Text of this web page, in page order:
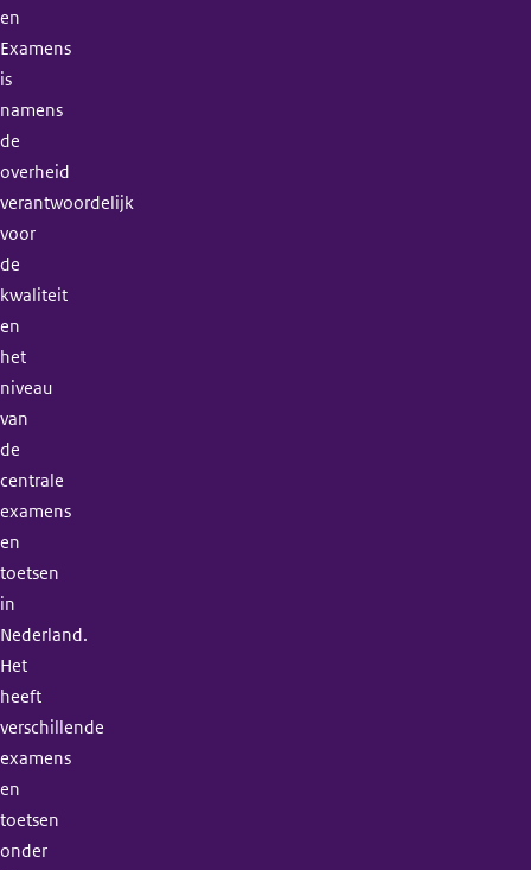
en
Examens
is
namens
de
overheid
verantwoordelijk
voor
de
kwaliteit
en
het
niveau
van
de
centrale
examens
en
toetsen
in
Nederland.
Het
heeft
verschillende
examens
en
toetsen
onder